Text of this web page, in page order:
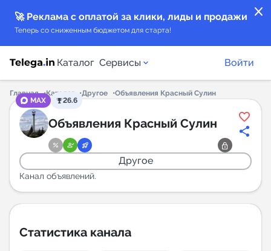
close
🚀 Реклама с оплатой за клики, лиды и продажи
Теперь со сниженным бюджетом для старта!
Каталог Сервисы
Каталог каналов
Каталог ботов
Горящие предложения
Индекс читаемости каналов в Telegram
Войти
Главная Каталог Другое
Объявления Красный Сулин
MAX
26.6
Объявления Красный Сулин
Другое
Канал объявлений.
Статистика канала